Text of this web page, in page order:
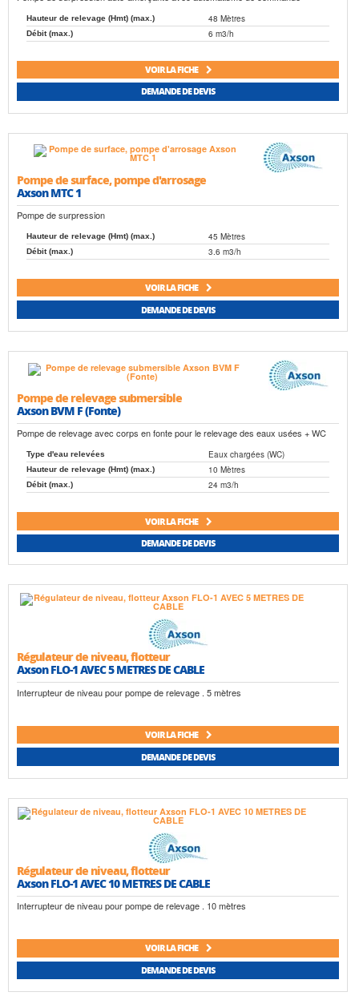
Hauteur de relevage (Hmt) (max.) 48 Mètres
Débit (max.) 6 m3/h
VOIR LA FICHE
DEMANDE DE DEVIS
Pompe de surface, pompe d'arrosage
Axson MTC 1
Pompe de surpression
Hauteur de relevage (Hmt) (max.) 45 Mètres
Débit (max.) 3.6 m3/h
VOIR LA FICHE
DEMANDE DE DEVIS
Pompe de relevage submersible
Axson BVM F (Fonte)
Pompe de relevage avec corps en fonte pour le relevage des eaux usées + WC
Type d'eau relevées Eaux chargées (WC)
Hauteur de relevage (Hmt) (max.) 10 Mètres
Débit (max.) 24 m3/h
VOIR LA FICHE
DEMANDE DE DEVIS
Régulateur de niveau, flotteur
Axson FLO-1 AVEC 5 METRES DE CABLE
Interrupteur de niveau pour pompe de relevage . 5 mètres
VOIR LA FICHE
DEMANDE DE DEVIS
Régulateur de niveau, flotteur
Axson FLO-1 AVEC 10 METRES DE CABLE
Interrupteur de niveau pour pompe de relevage . 10 mètres
VOIR LA FICHE
DEMANDE DE DEVIS